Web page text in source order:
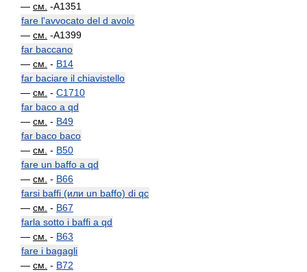
— см. -A1351
fare l'avvocato del d avolo
— см. -A1399
far baccano
— см. - B14
far baciare il chiavistello
— см. - C1710
far baco a qd
— см. - B49
far baco baco
— см. - B50
fare un baffo a qd
— см. - B66
farsi baffi (или un baffo) di qc
— см. - B67
farla sotto i baffi a qd
— см. - B63
fare i bagagli
— см. - B72